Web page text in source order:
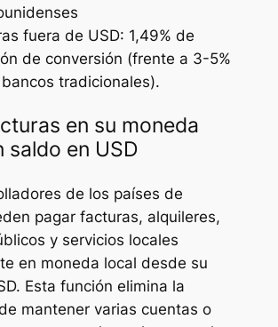
fuera de USD: 1,49% de
de conversión (frente a 3-5%
tradicionales).
en su moneda
saldo en USD
de los países de
pagar facturas, alquileres,
y servicios locales
en moneda local desde su
Esta función elimina la
mantener varias cuentas o